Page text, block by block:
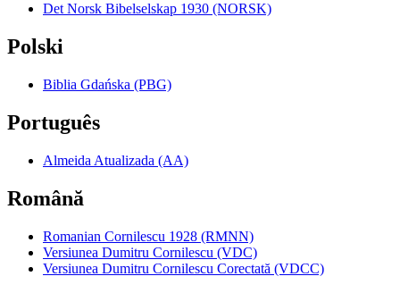
Det Norsk Bibelselskap 1930 (NORSK)
Polski
Biblia Gdańska (PBG)
Português
Almeida Atualizada (AA)
Română
Romanian Cornilescu 1928 (RMNN)
Versiunea Dumitru Cornilescu (VDC)
Versiunea Dumitru Cornilescu Corectată (VDCC)